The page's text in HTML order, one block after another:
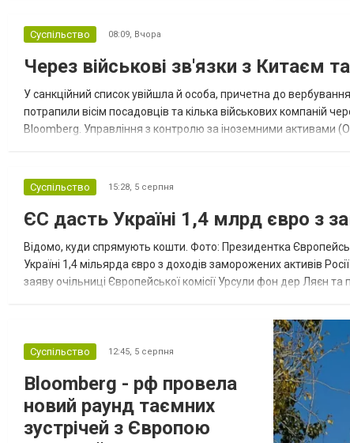
Суспільство 08:09, Вчора
Через військові зв'язки з Китаєм
У санкційний список увійшла й особа, причетна до
потрапили вісім посадовців та кілька військових компаній
Bloomberg. Управління з контролю за іноземними активами
Суспільство 15:28, 5 серпня
ЄС дасть Україні 1,4 млрд євро з
Відомо, куди спрямують кошти. Фото: Президентка
Україні 1,4 мільярда євро з доходів заморожених активів
заяву очільниці Європейської комісії Урсули фон дер Ляєн
Суспільство 12:45, 5 серпня
Bloomberg - рф провела
новий раунд таємних
зустрічей з Європою